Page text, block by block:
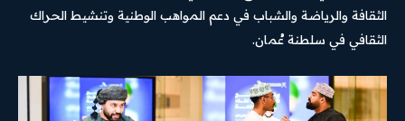
الثقافة والرياضة والشباب في دعم المواهب الوطنية وتنشيط الحراك
الثقافي في سلطنة عُمان.